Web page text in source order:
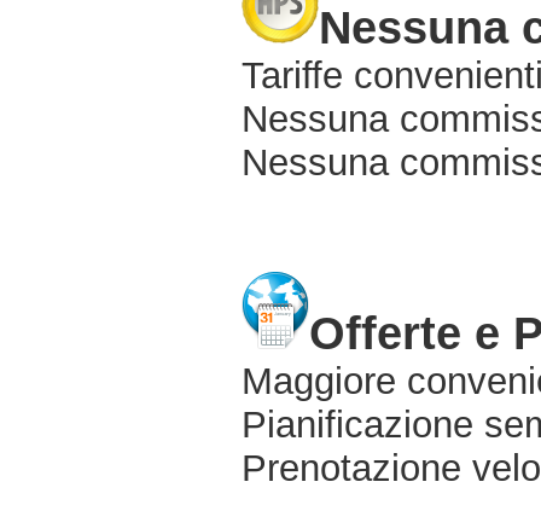
Nessuna
Tariffe
Nessuna
Nessuna
Offerte e
Maggiore
Pianificazione
Prenotazione